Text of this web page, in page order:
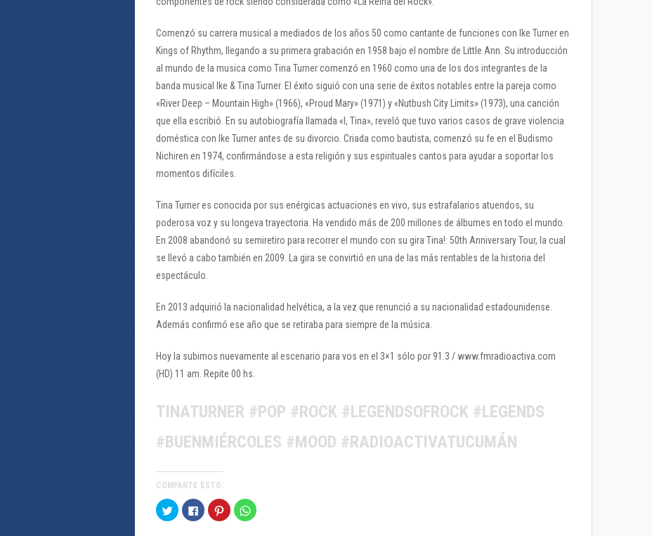
Comenzó su carrera musical a mediados de los años 50 como cantante de funciones con Ike Turner en
Kings of Rhythm, llegando a su primera grabación en 1958 bajo el nombre de Little Ann. Su introducción
al mundo de la musica como Tina Turner comenzó en 1960 como una de los dos integrantes de la
banda musical Ike & Tina Turner. El éxito siguió con una serie de éxitos notables entre la pareja como
«River Deep – Mountain High» (1966), «Proud Mary» (1971) y «Nutbush City Limits» (1973), una canción
que ella escribió. En su autobiografía llamada «I, Tina», reveló que tuvo varios casos de grave violencia
doméstica con Ike Turner antes de su divorcio. Criada como bautista, comenzó su fe en el Budismo
Nichiren en 1974, confirmándose a esta religión y sus espirituales cantos para ayudar a soportar los
momentos difíciles.
Tina Turner es conocida por sus enérgicas actuaciones en vivo, sus estrafalarios atuendos, su
poderosa voz y su longeva trayectoria. Ha vendido más de 200 millones de álbumes en todo el mundo.
En 2008 abandonó su semiretiro para recorrer el mundo con su gira Tina!: 50th Anniversary Tour, la cual
se llevó a cabo también en 2009. La gira se convirtió en una de las más rentables de la historia del
espectáculo.
En 2013 adquirió la nacionalidad helvética, a la vez que renunció a su nacionalidad estadounidense.
Además confirmó ese año que se retiraba para siempre de la música.
Hoy la subimos nuevamente al escenario para vos en el 3×1 sólo por 91.3 / www.fmradioactiva.com
(HD) 11 am. Repite 00 hs.
TINATURNER #POP #ROCK #LEGENDSOFROCK #LEGENDS
#BUENMIÉRCOLES #MOOD #RADIOACTIVATUCUMÁN
COMPARTE ESTO:
Haz
clic
para
Haz
clic
para
Haz
clic
para
Haz
clic